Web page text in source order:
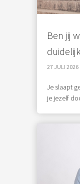
Ben jij
27 JULI 2026
Je slaapt
je jezelf